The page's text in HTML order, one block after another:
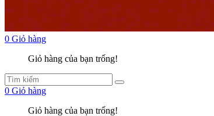
0 Giỏ hàng
Giỏ hàng của bạn trống!
0 Giỏ hàng
Giỏ hàng của bạn trống!